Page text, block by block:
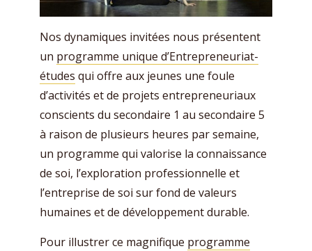
Nos dynamiques invitées nous présentent
un programme unique d’Entrepreneuriat-
études qui offre aux jeunes une foule
d’activités et de projets entrepreneuriaux
conscients du secondaire 1 au secondaire 5
à raison de plusieurs heures par semaine,
un programme qui valorise la connaissance
de soi, l’exploration professionnelle et
l’entreprise de soi sur fond de valeurs
humaines et de développement durable.
Pour illustrer ce magnifique programme